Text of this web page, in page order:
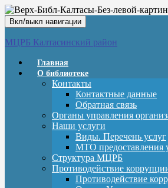
Вкл/выкл навигации
МЦРБ Калтасинский район
Главная
О библиотеке
Контакты
Контактные данные
Обратная связь
Органы управления
Наши услуги
Виды. Перечень услуг
МТО предоставления
Структура МЦРБ
Противодействие
Противодействие